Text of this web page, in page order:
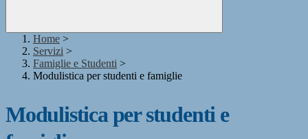
Home >
Servizi >
Famiglie e Studenti >
Modulistica per studenti e famiglie
Modulistica per studenti e